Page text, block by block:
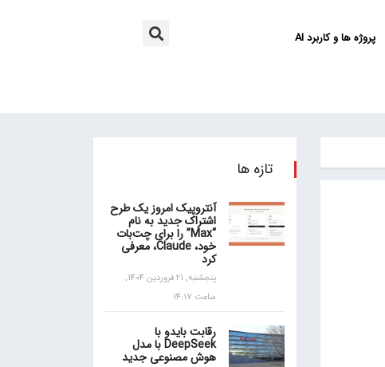
پروژه ها و کاربرد AI
تازه ها
آنتروپیک امروز یک طرح
اشتراک جدید به نام
“Max” را برای چت‌بات
خود، Claude، معرفی
کرد
پنجشنبه, 21 فروردین 1404,
ساعت 14:17
رقابت بایدو با
DeepSeek با مدل
هوش مصنوعی جدید